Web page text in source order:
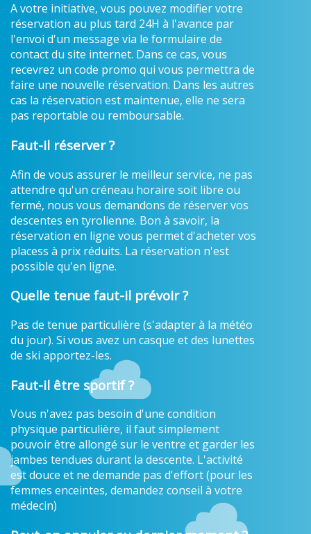
A votre initiative, vous pouvez modifier votre
réservation au plus tard 24H à l'avance par
l'envoi d'un message via le formulaire de
contact du site internet. Dans ce cas, vous
recevrez un code promo qui vous permettra de
faire une nouvelle réservation. Dans les autres
cas la réservation est maintenue, elle ne sera
pas reportable ou remboursable.
Faut-il réserver ?
Afin de vous assurer le meilleur service, ne pas
attendre qu'un créneau horaire soit libre ou
fermé, nous vous demandons de réserver vos
descentes en tyrolienne. Bon à savoir, la
réservation en ligne vous permet d'acheter vos
placess à prix réduits. La réservation n'est
possible qu'en ligne.
Quelle tenue faut-il prévoir ?
Pas de tenue particulière (s'adapter à la météo
du jour). Si vous avez un casque et des lunettes
de ski apportez-les.
Faut-il être sportif ?
Vous n'avez pas besoin d'une condition
physique particulière, il faut simplement
pouvoir être allongé sur le ventre et garder les
jambes tendues durant la descente. L'activité
est douce et ne demande pas d'effort (pour les
femmes enceintes, demandez conseil à votre
médecin)